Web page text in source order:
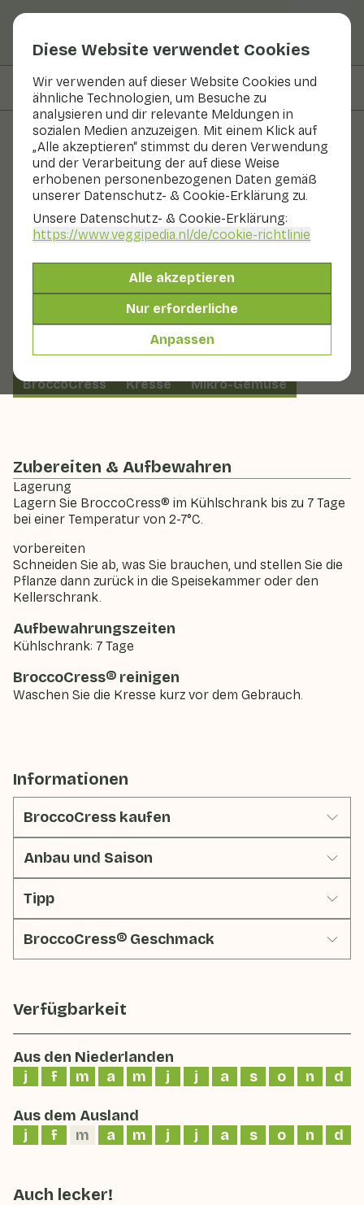
Diese Website verwendet Cookies
Wir verwenden auf dieser Website Cookies und
ähnliche Technologien, um Besuche zu
analysieren und dir relevante Meldungen in
sozialen Medien anzuzeigen. Mit einem Klick auf
„Alle akzeptieren“ stimmst du deren Verwendung
und der Verarbeitung der auf diese Weise
erhobenen personenbezogenen Daten gemäß
unserer Datenschutz- & Cookie-Erklärung zu.
Unsere Datenschutz- & Cookie-Erklärung:
https://www.veggipedia.nl/de/cookie-richtlinie
Alle akzeptieren
Nur erforderliche
Anpassen
Auf dieser Seite Zubereiten & Aufbewahren
Obst und Gemüse
BroccoCress®
In Saison Gemüse Kühlschrank
für eine essbare Pflanze. BroccoCress® hat einen
milden Brokkoligeschmack. Einige Verkoster finden ihn
auch etwas radieschenartig. Sie schmeckt
hervorragend zu einem Käsebrot und in Salaten. Sie
eignet sich auch zum Verfeinern von Suppen und
BroccoCress
Kresse Mikro-Gemüse
Zubereiten & Aufbewahren
Lagerung
Lagern Sie BroccoCress® im Kühlschrank bis zu 7 Tage
bei einer Temperatur von 2-7°C.
vorbereiten
Schneiden Sie ab, was Sie brauchen, und stellen Sie die
Pflanze dann zurück in die Speisekammer oder den
Kellerschrank.
Aufbewahrungszeiten
Kühlschrank: 7 Tage
BroccoCress® reinigen
Waschen Sie die Kresse kurz vor dem Gebrauch.
Informationen
BroccoCress kaufen
Anbau und Saison
Tipp
BroccoCress® Geschmack
Verfügbarkeit
Aus den Niederlanden
j
f m a m j j a s o n d
Aus dem Ausland
j
f m a m j j a s o n d
Auch lecker!